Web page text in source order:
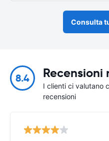
Consulta
8.4 Recensioni
I clienti ci valutano
recensioni